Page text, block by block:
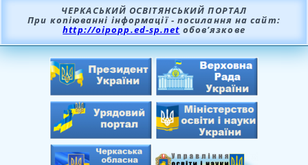
ЧЕРКАСЬКИЙ ОСВІТЯНСЬКИЙ ПОРТАЛ
При копіюванні інформації - посилання на сайт:
http://oipopp.ed-sp.net обов’язкове